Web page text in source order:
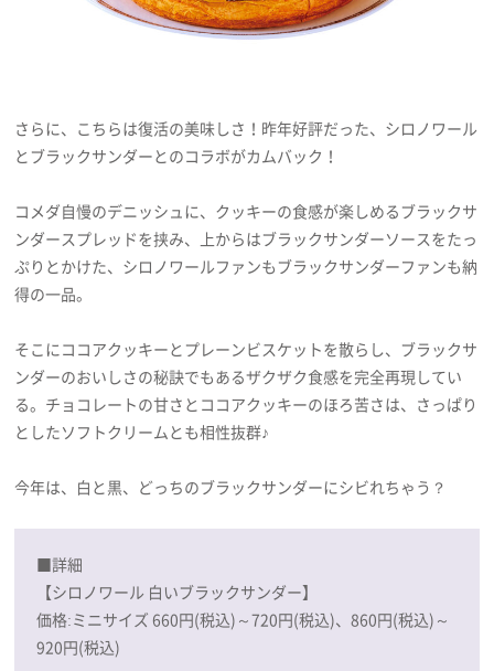
さらに、こちらは復活の美味しさ！昨年好評だった、シロノワール
とブラックサンダーとのコラボがカムバック！
コメダ自慢のデニッシュに、クッキーの食感が楽しめるブラックサ
ンダースプレッドを挟み、上からはブラックサンダーソースをたっ
ぷりとかけた、シロノワールファンもブラックサンダーファンも納
得の一品。
そこにココアクッキーとプレーンビスケットを散らし、ブラックサ
ンダーのおいしさの秘訣でもあるザクザク食感を完全再現してい
る。チョコレートの甘さとココアクッキーのほろ苦さは、さっぱり
としたソフトクリームとも相性抜群♪
今年は、白と黒、どっちのブラックサンダーにシビれちゃう？
■詳細
【シロノワール 白いブラックサンダー】
価格:ミニサイズ 660円(税込)～720円(税込)、860円(税込)～
920円(税込)